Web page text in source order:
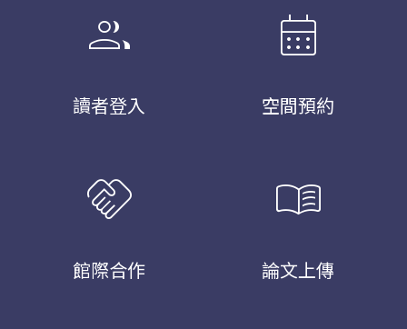
group
讀者登入
calendar_month
空間預約
handshake
館際合作
menu_book
論文上傳